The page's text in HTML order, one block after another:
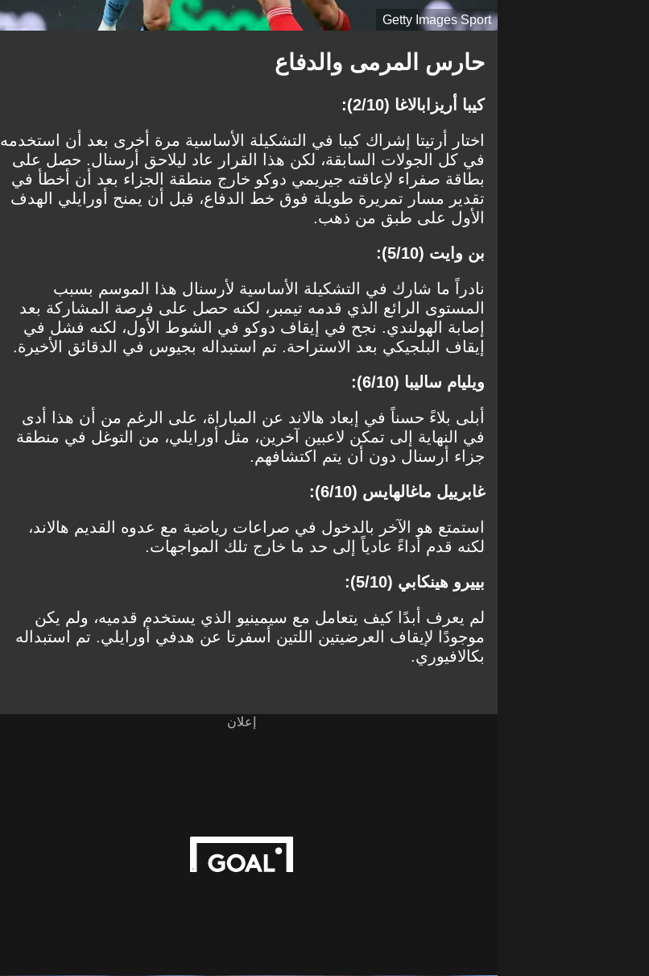
Getty Images Sport
حارس المرمى والدفاع
كيبا أريزابالاغا (2/10):
اختار أرتيتا إشراك كيبا في التشكيلة الأساسية مرة أخرى بعد أن استخدمه
في كل الجولات السابقة، لكن هذا القرار عاد ليلاحق أرسنال. حصل على
بطاقة صفراء لإعاقته جيريمي دوكو خارج منطقة الجزاء بعد أن أخطأ في
تقدير مسار تمريرة طويلة فوق خط الدفاع، قبل أن يمنح أورايلي الهدف
الأول على طبق من ذهب.
بن وايت (5/10):
نادراً ما شارك في التشكيلة الأساسية لأرسنال هذا الموسم بسبب
المستوى الرائع الذي قدمه تيمبر، لكنه حصل على فرصة المشاركة بعد
إصابة الهولندي. نجح في إيقاف دوكو في الشوط الأول، لكنه فشل في
إيقاف البلجيكي بعد الاستراحة. تم استبداله بجيوس في الدقائق الأخيرة.
ويليام ساليبا (6/10):
أبلى بلاءً حسناً في إبعاد هالاند عن المباراة، على الرغم من أن هذا أدى
في النهاية إلى تمكن لاعبين آخرين، مثل أورايلي، من التوغل في منطقة
جزاء أرسنال دون أن يتم اكتشافهم.
غابرييل ماغالهايس (6/10):
استمتع هو الآخر بالدخول في صراعات رياضية مع عدوه القديم هالاند،
لكنه قدم أداءً عادياً إلى حد ما خارج تلك المواجهات.
بييرو هينكابي (5/10):
لم يعرف أبدًا كيف يتعامل مع سيمينيو الذي يستخدم قدميه، ولم يكن
موجودًا لإيقاف العرضيتين اللتين أسفرتا عن هدفي أورايلي. تم استبداله
بكالافيوري.
إعلان